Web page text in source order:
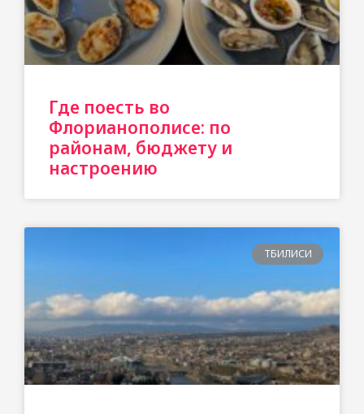
Где поесть во
Флорианополисе: по
районам, бюджету и
настроению
ТБИЛИСИ